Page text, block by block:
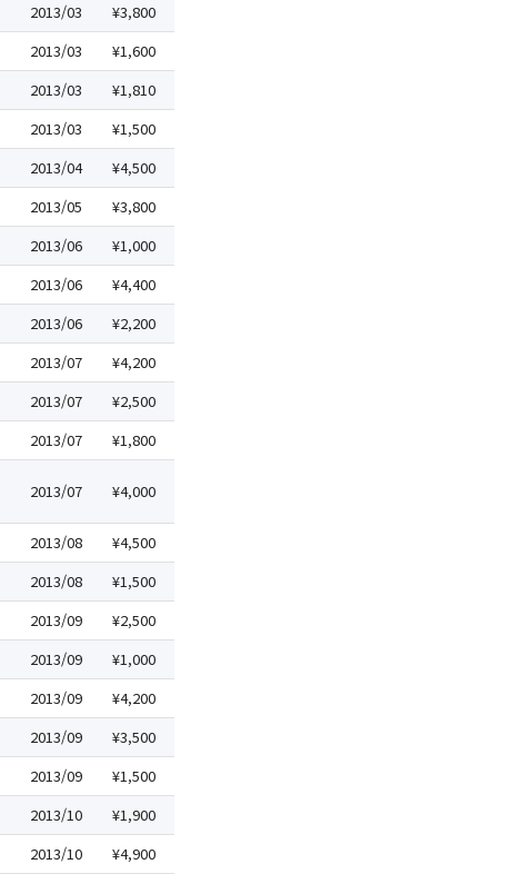
2013/03 ¥3,800
2013/03 ¥1,600
2013/03 ¥1,810
2013/03 ¥1,500
2013/04 ¥4,500
2013/05 ¥3,800
2013/06 ¥1,000
2013/06 ¥4,400
2013/06 ¥2,200
2013/07 ¥4,200
2013/07 ¥2,500
2013/07 ¥1,800
2013/07 ¥4,000
2013/08 ¥4,500
2013/08 ¥1,500
2013/09 ¥2,500
2013/09 ¥1,000
2013/09 ¥4,200
2013/09 ¥3,500
2013/09 ¥1,500
2013/10 ¥1,900
2013/10 ¥4,900